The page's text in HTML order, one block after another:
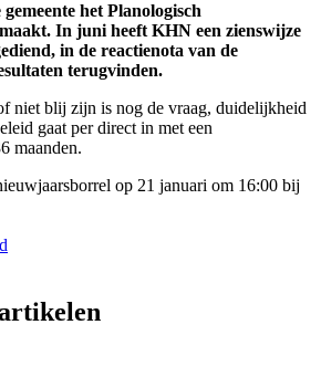
het Planologisch
In juni heeft KHN een zienswijze
in de reactienota van de
terugvinden.
niet blij zijn is nog de vraag, duidelijkheid
gaat per direct in met een
maanden.
op 21 januari om 16:00 bij